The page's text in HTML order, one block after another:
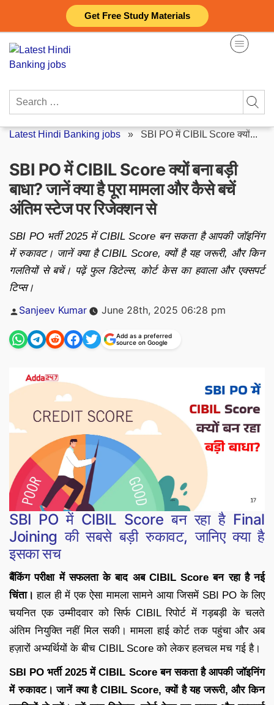
Get Free Study Materials
content
Search
Latest Hindi Banking jobs » SBI PO में CIBIL Score क्यों...
SBI PO में CIBIL Score क्यों बना बड़ी
बाधा? जानें क्या है पूरा मामला और कैसे बचें
अंतिम स्टेज पर रिजेक्शन से
SBI PO भर्ती 2025 में CIBIL Score बन सकता है आपकी जॉइनिंग
में रुकावट। जानें क्या है CIBIL Score, क्यों है यह जरूरी, और किन
गलतियों से बचें। पढ़ें फुल डिटेल्स, कोर्ट केस का हवाला और एक्सपर्ट
टिप्स।
Posted
Sanjeev Kumar June 28th, 2025 06:28 pm
Add as a preferred
source on Google
SBI PO में CIBIL Score बन रहा है Final
Joining की सबसे बड़ी रुकावट, जानिए क्या है
इसका सच
बैंकिंग परीक्षा में सफलता के बाद अब CIBIL Score बन रहा है नई
चिंता। हाल ही में एक ऐसा मामला सामने आया जिसमें SBI PO के लिए
चयनित एक उम्मीदवार को सिर्फ CIBIL रिपोर्ट में गड़बड़ी के चलते
अंतिम नियुक्ति नहीं मिल सकी। मामला हाई कोर्ट तक पहुंचा और अब
हज़ारों अभ्यर्थियों के बीच CIBIL Score को लेकर हलचल मच गई है।
SBI PO भर्ती 2025 में CIBIL Score बन सकता है आपकी जॉइनिंग
में रुकावट। जानें क्या है CIBIL Score, क्यों है यह जरूरी, और किन